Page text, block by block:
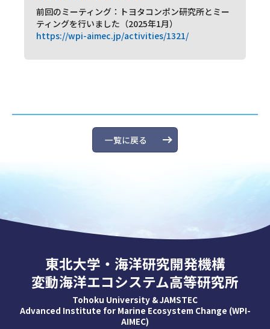
前回のミーティング：トヨタコンポン研究所とミー
ティングを行いました（2025年1月）
https://wpi-aimec.jp/activities/1321/
一覧に戻る
東北大学・海洋研究開発機構
変動海洋エコシステム高等研究所
Tohoku University & JAMSTEC
Advanced Institute for Marine Ecosystem Change (WPI-
AIMEC)